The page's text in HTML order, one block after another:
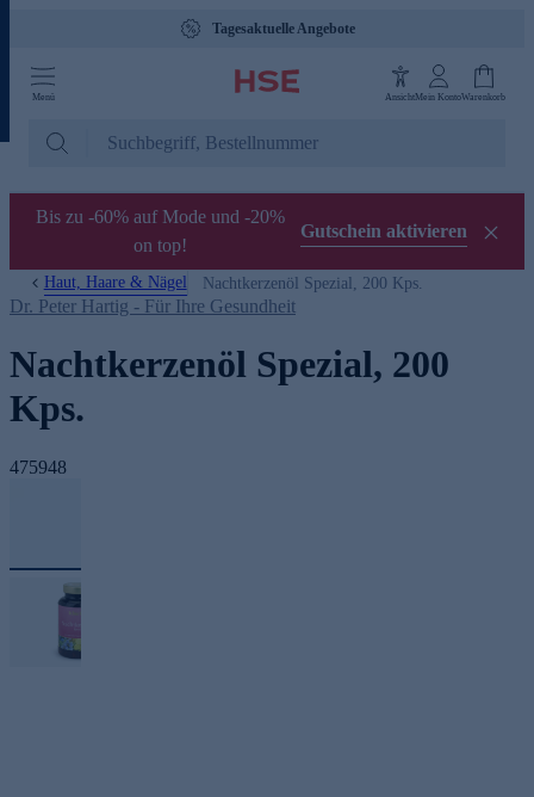
Tagesaktuelle Angebote
Menü AnsichtMein KontoWarenkorb
Bis zu -60% auf Mode und -20%
on top!
Gutschein aktivieren
Haut, Haare & Nägel Nachtkerzenöl Spezial, 200 Kps.
Dr. Peter Hartig - Für Ihre Gesundheit
Nachtkerzenöl Spezial, 200
Kps.
475948